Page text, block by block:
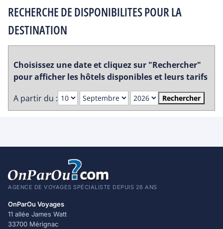
RECHERCHE DE DISPONIBILITES POUR LA
DESTINATION
Choisissez une date et cliquez sur "Rechercher"
pour afficher les hôtels disponibles et leurs tarifs
A partir du :
Rechercher
AGENCE DE VOYAGES SPÉCIALISTE DEPUIS 26 ANS
OnParOu Voyages
11 allée James Watt
33700 Mérignac